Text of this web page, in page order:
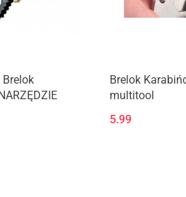
Brelok
Brelok
multitool
5.99